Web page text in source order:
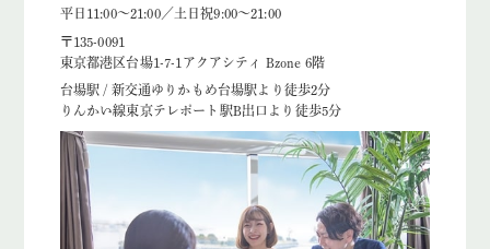
平日11:00～21:00／土日祝9:00～21:00
〒135-0091
東京都港区台場1-7-1アクアシティ Bzone 6階
台場駅 / 新交通ゆりかもめ台場駅より徒歩2分
りんかい線東京テレポート駅B出口より徒歩5分